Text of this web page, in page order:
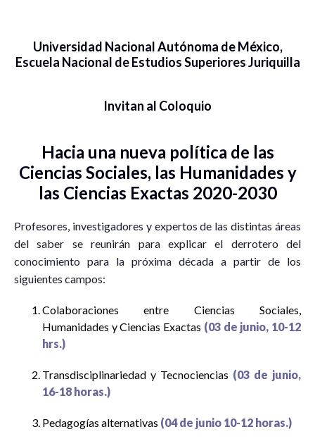
Universidad Nacional Autónoma de México,
Escuela Nacional de Estudios Superiores Juriquilla
Invitan al Coloquio
Hacia una nueva política de las
Ciencias Sociales, las Humanidades y
las Ciencias Exactas 2020-2030
Profesores, investigadores y expertos de las distintas áreas
del saber se reunirán para explicar el derrotero del
conocimiento para la próxima década a partir de los
siguientes campos:
Colaboraciones entre Ciencias Sociales,
Humanidades y Ciencias Exactas (03 de junio, 10-12
hrs.)
Transdisciplinariedad y Tecnociencias (03 de junio,
16-18 horas.)
Pedagogías alternativas (04 de junio 10-12 horas.)